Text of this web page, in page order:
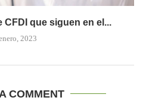
que siguen en el...
2023
COMMENT